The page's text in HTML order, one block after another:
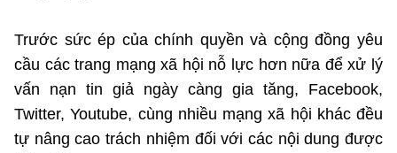
Trước sức ép của chính quyền và cộng đồng yêu
cầu các trang mạng xã hội nỗ lực hơn nữa để xử lý
vấn nạn tin giả ngày càng gia tăng, Facebook,
Twitter, Youtube, cùng nhiều mạng xã hội khác đều
tự nâng cao trách nhiệm đối với các nội dung được